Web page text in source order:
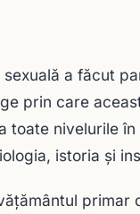
a făcut
prin care
toate nivelurile
istoria şi
primar